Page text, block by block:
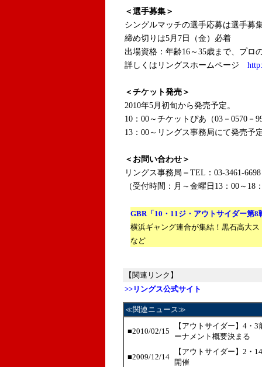
＜選手募集＞
シングルマッチの選手応募は選手募
締め切りは5月7日（金）必着
出場資格：年齢16～35歳まで、プロ
詳しくはリングスホームページ
＜チケット発売＞
2010年5月初旬から発売予定。
10：00～チケットぴあ（03－0570
13：00～リングス事務局にて発売予
＜お問い合わせ＞
リングス事務局 ＝TEL：03-3461-6698
（受付時間：月～金曜日13：00～18
GBR「10・11ジ・アウトサイダー第8
横浜ギャング連合が集結！黒石高大
など
【関連リンク】
>>リングス公式サイト
≪関連ニュース≫
■2010/02/15
【アウトサイダー】4・
ーナメント概要決まる
■2009/12/14
【アウトサイダー】2・
開催